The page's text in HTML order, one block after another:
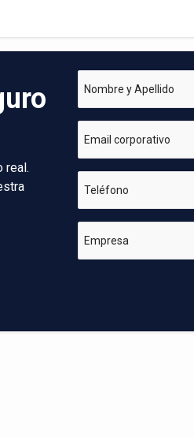
real.
Nombre y Apellido
Email corporativo
Teléfono
Empresa